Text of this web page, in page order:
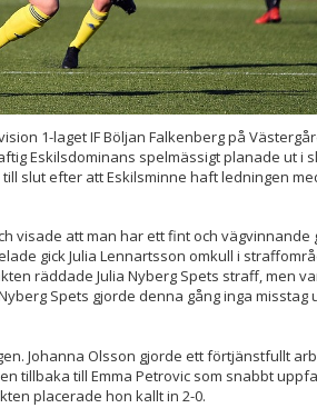
1-laget IF Böljan Falkenberg på
Eskilsdominans spelmässigt planade ut i
slut efter att Eskilsminne haft ledningen
visade att man har ett fint och vägvinnande
gick Julia Lennartsson omkull i
räddade Julia Nyberg Spets straff, men
Spets gjorde denna gång inga misstag
Johanna Olsson gjorde ett förtjänstfullt
tillbaka till Emma Petrovic som snabbt
placerade hon kallt in 2-0.